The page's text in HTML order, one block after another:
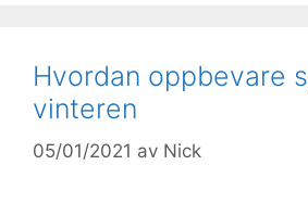
Hvordan oppbevare
vinteren
05/01/2021 av Nick